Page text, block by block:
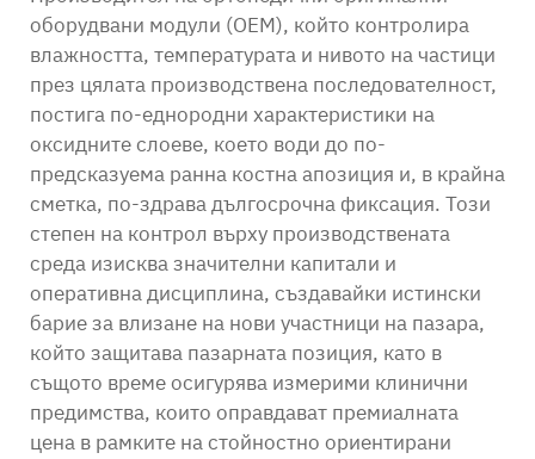
оборудвани модули (OEM), който контролира
влажността, температурата и нивото на частици
през цялата производствена последователност,
постига по-еднородни характеристики на
оксидните слоеве, което води до по-
предсказуема ранна костна апозиция и, в крайна
сметка, по-здрава дългосрочна фиксация. Този
степен на контрол върху производствената
среда изисква значителни капитали и
оперативна дисциплина, създавайки истински
барие за влизане на нови участници на пазара,
който защитава пазарната позиция, като в
същото време осигурява измерими клинични
предимства, които оправдават премиалната
цена в рамките на стойностно ориентирани